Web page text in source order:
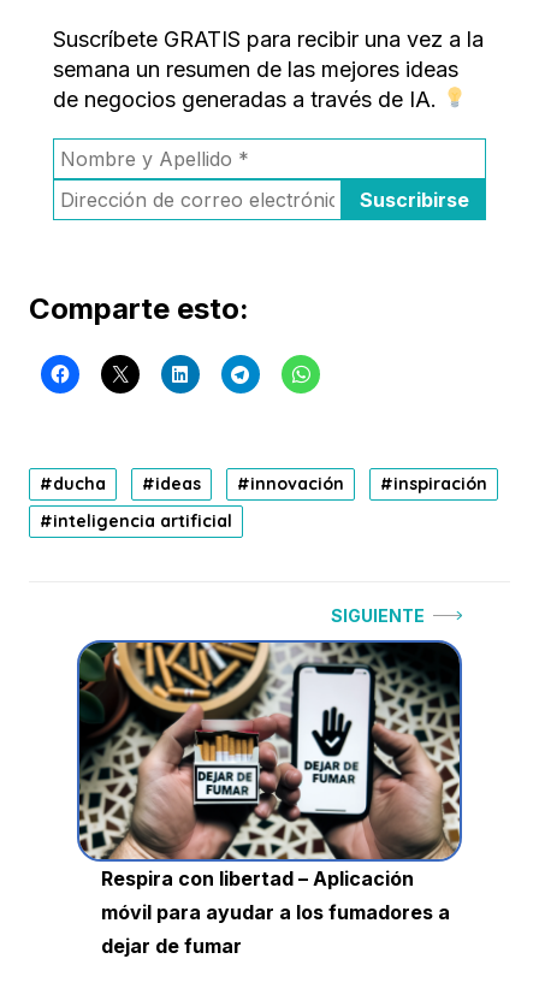
Suscríbete GRATIS para recibir una vez a la
semana un resumen de las mejores ideas
de negocios generadas a través de IA.
Comparte esto:
ducha ideas innovación
inspiración
inteligencia artificial
entradas
SIGUIENTE
Respira con libertad – Aplicación
móvil para ayudar a los fumadores a
dejar de fumar